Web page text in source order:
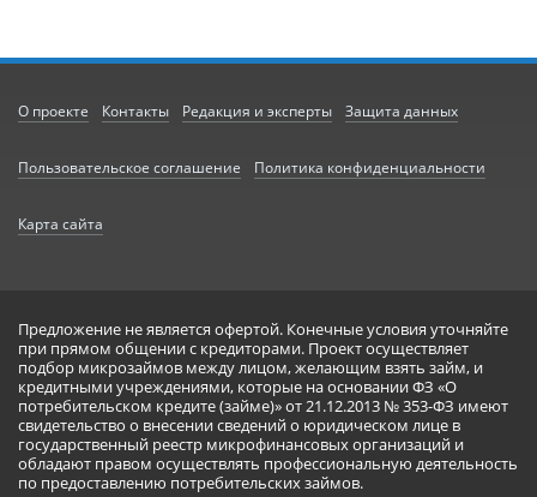
О проекте Контакты Редакция и эксперты Защита данных
Пользовательское соглашение Политика конфиденциальности
Карта сайта
Предложение не является офертой. Конечные условия уточняйте
при прямом общении с кредиторами. Проект осуществляет
подбор микрозаймов между лицом, желающим взять займ, и
кредитными учреждениями, которые на основании ФЗ «О
потребительском кредите (займе)» от 21.12.2013 № 353-ФЗ имеют
свидетельство о внесении сведений о юридическом лице в
государственный реестр микрофинансовых организаций и
обладают правом осуществлять профессиональную деятельность
по предоставлению потребительских займов.